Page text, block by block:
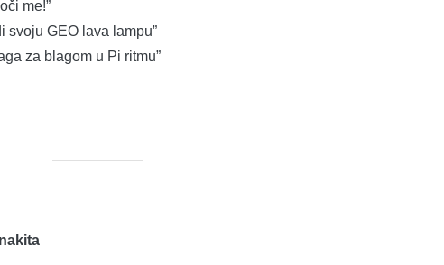
me!”
svoju GEO lava lampu”
za blagom u Pi ritmu”